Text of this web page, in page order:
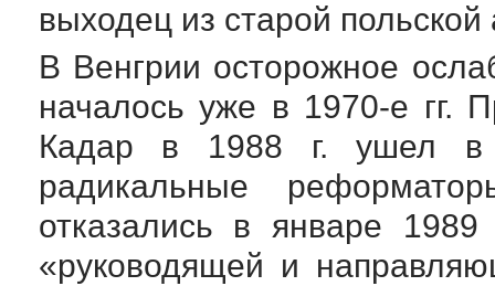
выходец из старой
В Венгрии осторожное
началось уже в 1970-е гг.
Кадар в 1988 г. ушел в
радикальные
отказались в январе 1989
«руководящей и